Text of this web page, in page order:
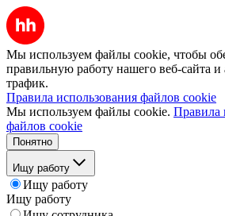
Мы используем файлы cookie, чтобы
правильную работу нашего веб-сайта и
трафик.
Правила использования файлов cookie
Мы используем файлы cookie. Правила
файлов cookie
Понятно
Ищу работу
Ищу работу
Ищу работу